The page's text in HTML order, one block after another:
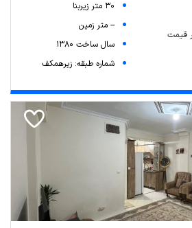
30 متر زیربنا
-- متر زمین
سال ساخت 1380
شماره طبقه: زیرهمکف